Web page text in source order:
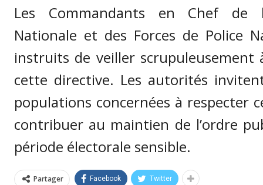
Les Commandants en Chef de
Nationale et des Forces de Police
instruits de veiller scrupuleusement
cette directive. Les autorités
populations concernées à respecter
contribuer au maintien de l’ordre
période électorale sensible.
Partager Facebook Twitter